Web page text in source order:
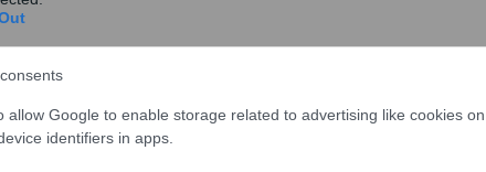
allow Google to enable storage related to advertising like cookies on
identifiers in apps.